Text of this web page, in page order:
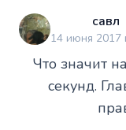
савл
14 июня 2017
Что значит
секунд.